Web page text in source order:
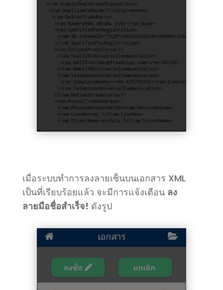
เมื่อระบบทำการลงลายเซ็นบนเอกสาร XML
เป็นที่เรียบร้อยแล้ว จะมีการแจ้งเตือน ลง
ลายมือชื่อสำเร็จ! ดังรูป